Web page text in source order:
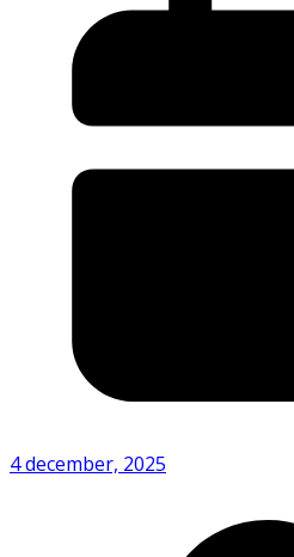
4 december, 2025